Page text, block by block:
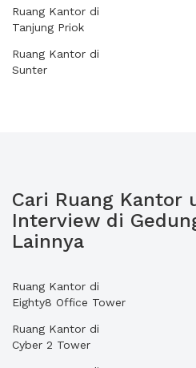
Ruang Kantor di
Tanjung Priok
Ruang Kantor di
Sunter
Cari Ruang Kantor
Interview di
Lainnya
Ruang Kantor di
Eighty8 Office Tower
Ruang Kantor di
Cyber 2 Tower